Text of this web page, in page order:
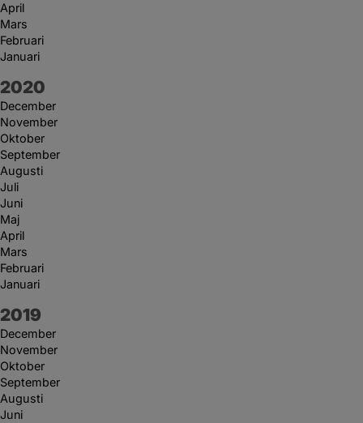
April
Mars
Februari
Januari
År:
2020
December
November
Oktober
September
Augusti
Juli
Juni
Maj
April
Mars
Februari
Januari
År:
2019
December
November
Oktober
September
Augusti
Juni